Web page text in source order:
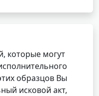
которые могут
образцов Вы
исковой акт,